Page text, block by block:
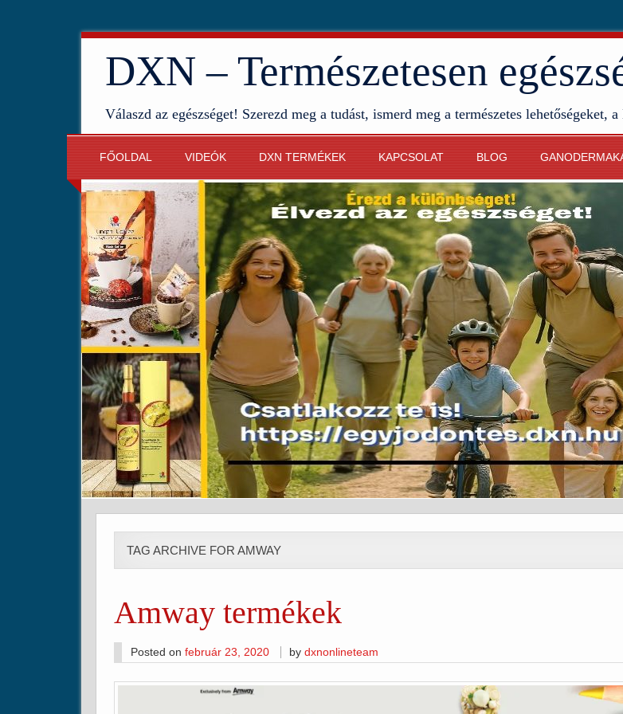
DXN – Természetesen
Válaszd az egészséget! Szerezd meg a tudást, ismerd meg a természetes lehetőségeket,
FŐOLDAL VIDEÓK DXN TERMÉKEK KAPCSOLAT BLOG
TAG ARCHIVE FOR AMWAY
Amway termékek
Posted on február 23, 2020 bydxnonlineteam